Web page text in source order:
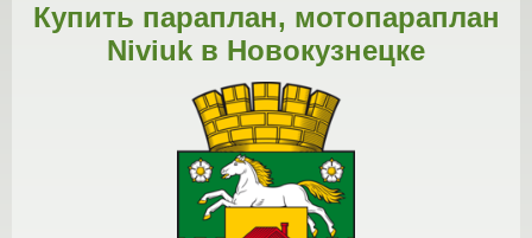
Купить параплан, мотопараплан
Niviuk в Новокузнецке